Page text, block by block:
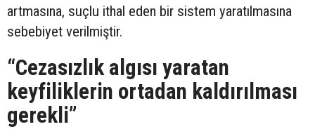
artmasına, suçlu ithal eden bir sistem yaratılmasına
sebebiyet verilmiştir.
“Cezasızlık algısı yaratan
keyfiliklerin ortadan kaldırılması
gerekli”